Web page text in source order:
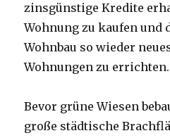
zinsgünstige Kredite
Wohnung zu kaufen und
Wohnbau so wieder
Wohnungen zu errichten.
Bevor grüne Wiesen
große städtische